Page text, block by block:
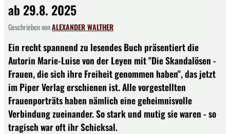
ab 29.8. 2025
Geschrieben vonALEXANDER WALTHER
Ein recht spannend zu lesendes Buch präsentiert die
Autorin Marie-Luise von der Leyen mit "Die Skandalösen -
Frauen, die sich ihre Freiheit genommen haben", das jetzt
im Piper Verlag erschienen ist. Alle vorgestellten
Frauenporträts haben nämlich eine geheimnisvolle
Verbindung zueinander. So stark und mutig sie waren - so
tragisch war oft ihr Schicksal.